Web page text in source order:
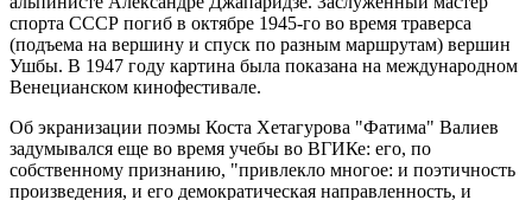
спорта СССР погиб в октябре 1945-го во время траверса
(подъема на вершину и спуск по разным маршрутам) вершин
Ушбы. В 1947 году картина была показана на международном
Венецианском кинофестивале.
Об экранизации поэмы Коста Хетагурова "Фатима" Валиев
задумывался еще во время учебы во ВГИКе: его, по
собственному признанию, "привлекло многое: и поэтичность
произведения, и его демократическая направленность, и